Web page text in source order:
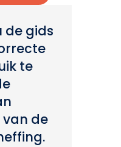
de gids
te
de